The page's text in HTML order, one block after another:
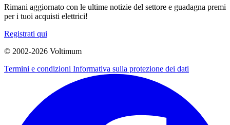
Rimani aggiornato con le ultime notizie del settore e guadagna premi
per i tuoi acquisti elettrici!
Registrati qui
© 2002-2026 Voltimum
Termini e condizioni Informativa sulla protezione dei dati